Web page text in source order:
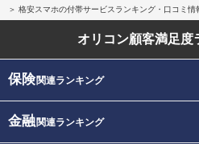
格安スマホの付帯サービスランキング・口コミ情
オリコン顧客満足度
保険関連ランキング
金融関連ランキング